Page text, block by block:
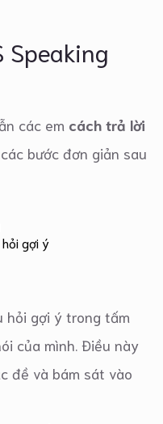
Speaking
các em cách trả lời
bước đơn giản sau
gợi ý
hỏi gợi ý trong tấm
của mình. Điều này
đề và bám sát vào